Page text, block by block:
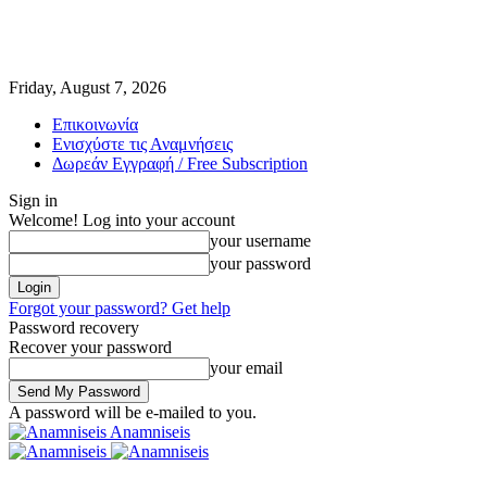
Friday, August 7, 2026
Επικοινωνία
Ενισχύστε τις Αναμνήσεις
Δωρεάν Εγγραφή / Free Subscription
Sign in
Welcome! Log into your account
your username
your password
Forgot your password? Get help
Password recovery
Recover your password
your email
A password will be e-mailed to you.
Anamniseis